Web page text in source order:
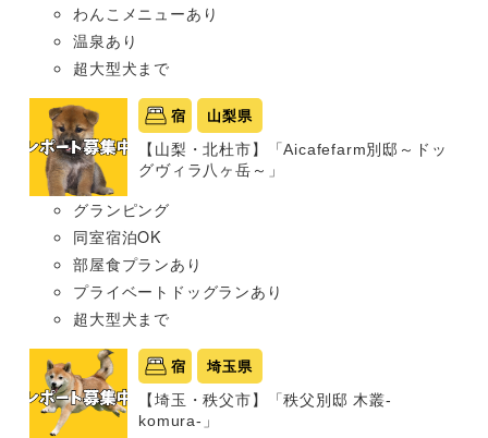
わんこメニューあり
温泉あり
超大型犬まで
宿 山梨県
【山梨・北杜市】「Aicafefarm別邸～ドッ
グヴィラ八ヶ岳～」
グランピング
同室宿泊OK
部屋食プランあり
プライベートドッグランあり
超大型犬まで
宿 埼玉県
【埼玉・秩父市】「秩父別邸 木叢-
komura-」